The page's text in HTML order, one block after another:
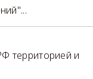
территорией и